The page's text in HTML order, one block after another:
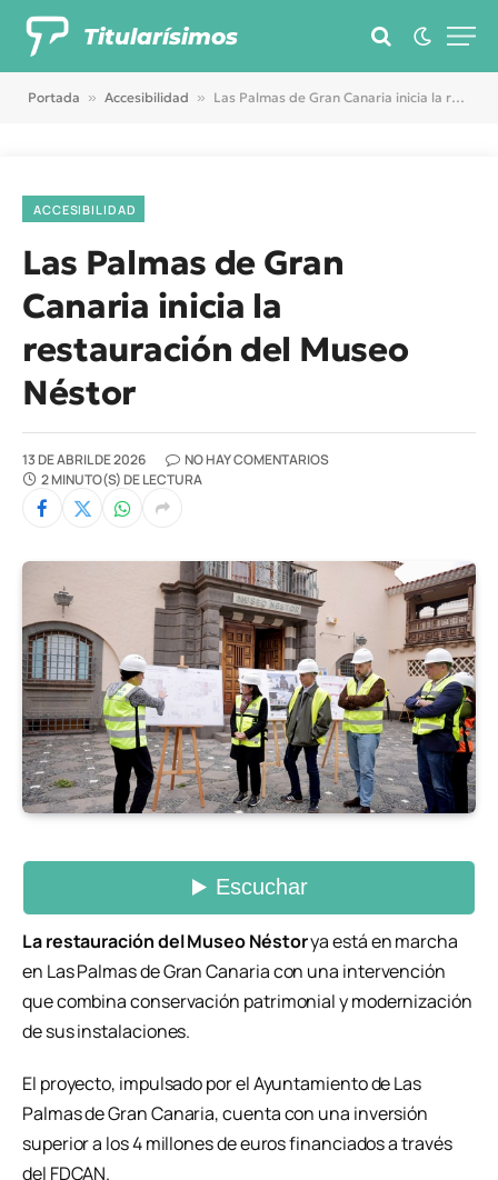
Titularísimos
Portada » Accesibilidad » Las Palmas de Gran Canaria inicia la restauración del Museo Néstor
ACCESIBILIDAD
Las Palmas de Gran
Canaria inicia la
restauración del Museo
Néstor
13 DE ABRIL DE 2026
NO HAY COMENTARIOS
2 MINUTO(S) DE LECTURA
La restauración del Museo Néstorya está en marcha
en Las Palmas de Gran Canariacon una intervención
que combina conservación patrimonial y modernización
de sus instalaciones.
El proyecto, impulsado por elAyuntamiento de Las
Palmas de Gran Canaria, cuenta con una inversión
superior a los 4 millones de euros financiados a través
del FDCAN.